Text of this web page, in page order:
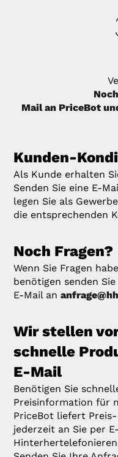
Mail an PriceBot
Kunden-
Als Kunde erhalten
Senden Sie eine E-
legen Sie als
die entsprechenden
Noch Fragen?
Wenn Sie Fragen
benötigen senden
E-Mail an
Wir stellen
schnelle
E-Mail
Benötigen Sie
Preisinformation für
PriceBot liefert
jederzeit an Sie per